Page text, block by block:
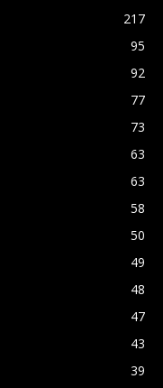
217
95
92
77
73
63
63
58
50
49
48
47
43
39